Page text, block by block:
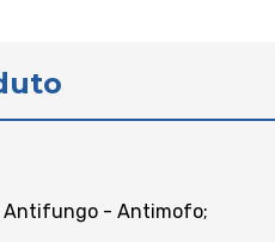
Antifungo - Antimofo;